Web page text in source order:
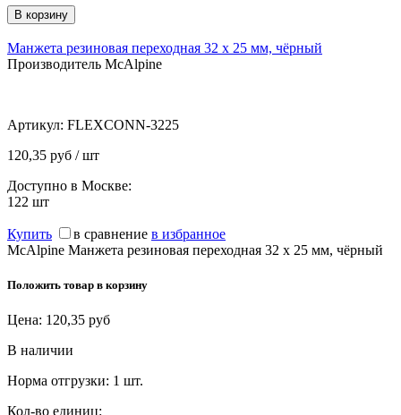
Манжета резиновая переходная 32 х 25 мм, чёрный
Производитель McAlpine
Артикул: FLEXCONN-3225
120,35 руб / шт
Доступно в Москве:
122 шт
Купить в сравнение в избранное
McAlpine Манжета резиновая переходная 32 х 25 мм, чёрный
Положить товар в корзину
Цена: 120,35 руб
В наличии
Норма отгрузки: 1 шт.
Кол-во единиц: